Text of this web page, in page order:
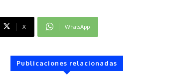
X WhatsApp
Publicaciones relacionadas